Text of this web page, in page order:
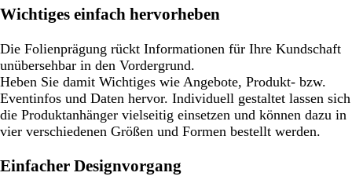
Wichtiges einfach hervorheben
Die Folienprägung rückt Informationen für Ihre Kundschaft
unübersehbar in den Vordergrund.
Heben Sie damit Wichtiges wie Angebote, Produkt- bzw.
Eventinfos und Daten hervor. Individuell gestaltet lassen sich
die Produktanhänger vielseitig einsetzen und können dazu in
vier verschiedenen Größen und Formen bestellt werden.
Einfacher Designvorgang